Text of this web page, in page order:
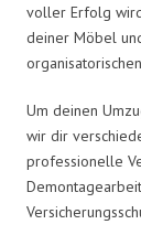
voller Erfolg
deiner Möbel
Um deinen
wir dir
professionelle